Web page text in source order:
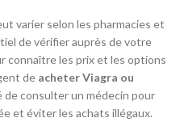
varier selon les pharmacies et
de vérifier auprès de votre
connaître les prix et les options
de acheter Viagra ou
de consulter un médecin pour
et éviter les achats illégaux.